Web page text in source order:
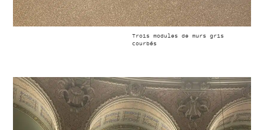
Trois modules de murs gris
courbés